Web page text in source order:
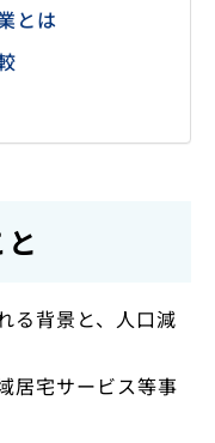
とは
る背景と、人口減
居宅サービス等事